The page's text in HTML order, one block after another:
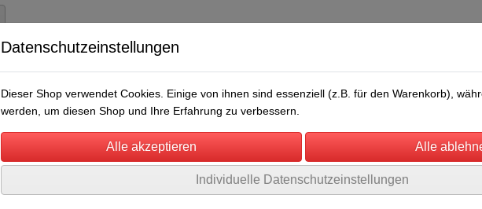
Über uns Umwelt Rechtliches
Datenschutzeinstellungen
Dieser Shop verwendet Cookies. Einige von ihnen sind essenziell (z.B. für den Warenkorb),
werden, um diesen Shop und Ihre Erfahrung zu verbessern.
Individuelle Datenschutzeinstellungen